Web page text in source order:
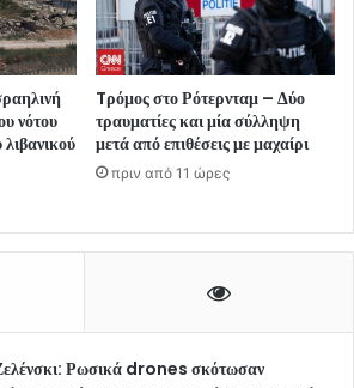
νότου
Tρόμος στο Ρότερνταμ – Δύο
τραυματίες και μία σύλληψη
μετά από επιθέσεις με μαχαίρι
πριν από 11 ώρες
Ρωσικά drones σκότωσαν